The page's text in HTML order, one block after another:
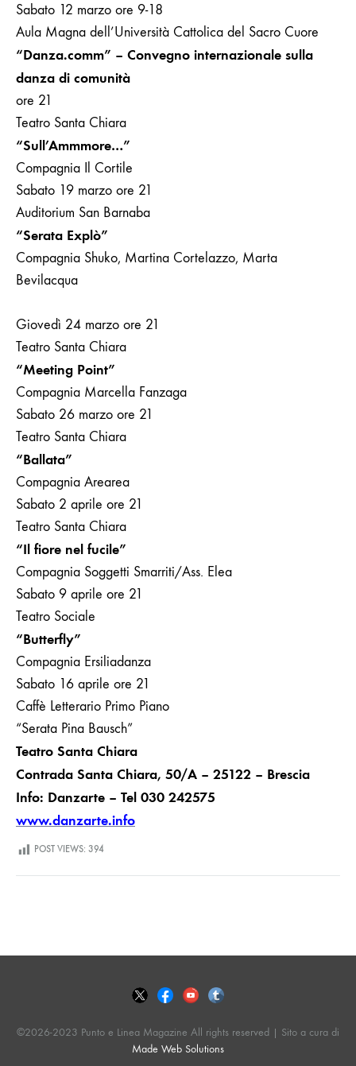
Sabato 12 marzo ore 9-18
Aula Magna dell’Università Cattolica del Sacro Cuore
“Danza.comm” – Convegno internazionale sulla
danza di comunità
ore 21
Teatro Santa Chiara
“Sull’Ammmore…”
Compagnia Il Cortile
Sabato 19 marzo ore 21
Auditorium San Barnaba
“Serata Explò”
Compagnia Shuko, Martina Cortelazzo, Marta
Bevilacqua
Giovedì 24 marzo ore 21
Teatro Santa Chiara
“Meeting Point”
Compagnia Marcella Fanzaga
Sabato 26 marzo ore 21
Teatro Santa Chiara
“Ballata”
Compagnia Arearea
Sabato 2 aprile ore 21
Teatro Santa Chiara
“Il fiore nel fucile”
Compagnia Soggetti Smarriti/Ass. Elea
Sabato 9 aprile ore 21
Teatro Sociale
“Butterfly”
Compagnia Ersiliadanza
Sabato 16 aprile ore 21
Caffè Letterario Primo Piano
“Serata Pina Bausch”
Teatro Santa Chiara
Contrada Santa Chiara, 50/A – 25122 – Brescia
Info: Danzarte – Tel 030 242575
www.danzarte.info
POST VIEWS: 394
©2026-2023 Punto e Linea Magazine All rights reserved | Sito a cura di
Made Web Solutions